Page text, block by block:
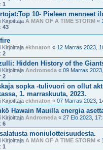
1
10- Pieleen menneet
Kirjoittaja A MAN OF A TIME STORM «
43
Kirjoittaja ekhnaton « 12 Marras 2023,
2
Hidden History of the
Kirjoittaja Andromeda « 09 Marras
2
sopka -tulivuori on ollut
1. marraskuuta, 2023.
Kirjoittaja ekhnaton « 07 Marras 2023,
Hawain Mauilla energia
Kirjoittaja Andromeda « 27 Elo 2023,
6
moniulotteisuudesta.
Kirjoittaja A MAN OF A TIME STORM «
1